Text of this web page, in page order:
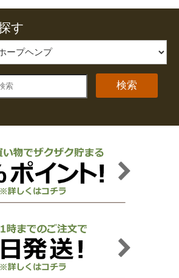
す
検索